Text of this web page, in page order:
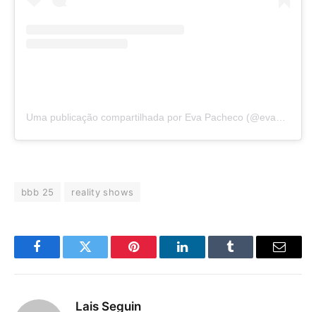
Uma publicação compartilhada por Eva Pacheco (@evapachecod)
bbb 25 reality shows
FacebookTwitter Pinterest LinkedInTumblr
E-
Lais Seguin